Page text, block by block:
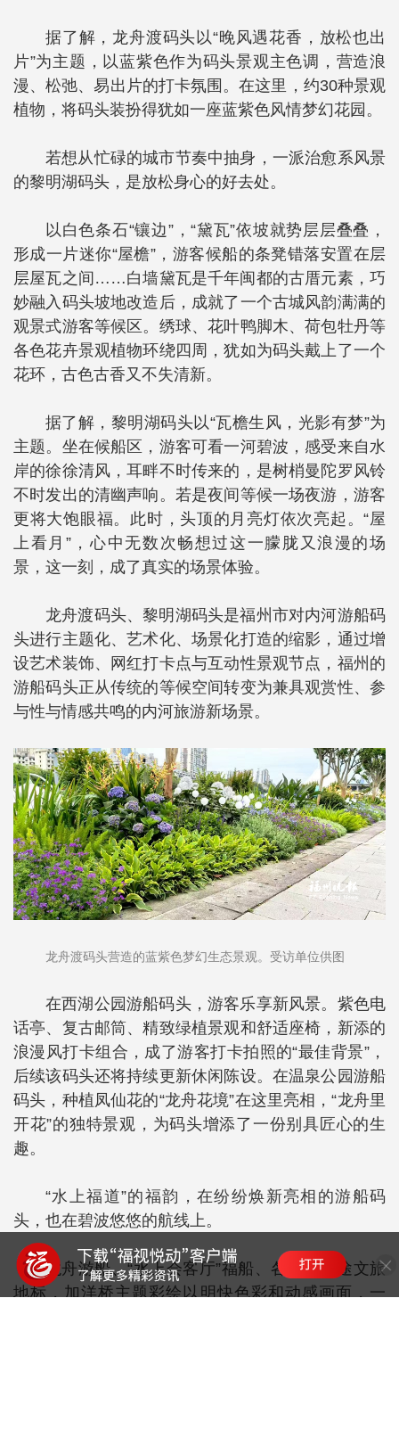
据了解，龙舟渡码头以“晚风遇花香，放松也出
片”为主题，以蓝紫色作为码头景观主色调，营造浪
漫、松弛、易出片的打卡氛围。在这里，约30种景观
植物，将码头装扮得犹如一座蓝紫色风情梦幻花园。
若想从忙碌的城市节奏中抽身，一派治愈系风景
的黎明湖码头，是放松身心的好去处。
以白色条石“镶边”，“黛瓦”依坡就势层层叠叠，
形成一片迷你“屋檐”，游客候船的条凳错落安置在层
层屋瓦之间……白墙黛瓦是千年闽都的古厝元素，巧
妙融入码头坡地改造后，成就了一个古城风韵满满的
观景式游客等候区。绣球、花叶鸭脚木、荷包牡丹等
各色花卉景观植物环绕四周，犹如为码头戴上了一个
花环，古色古香又不失清新。
据了解，黎明湖码头以“瓦檐生风，光影有梦”为
主题。坐在候船区，游客可看一河碧波，感受来自水
岸的徐徐清风，耳畔不时传来的，是树梢曼陀罗风铃
不时发出的清幽声响。若是夜间等候一场夜游，游客
更将大饱眼福。此时，头顶的月亮灯依次亮起。“屋
上看月”，心中无数次畅想过这一朦胧又浪漫的场
景，这一刻，成了真实的场景体验。
龙舟渡码头、黎明湖码头是福州市对内河游船码
头进行主题化、艺术化、场景化打造的缩影，通过增
设艺术装饰、网红打卡点与互动性景观节点，福州的
游船码头正从传统的等候空间转变为兼具观赏性、参
与性与情感共鸣的内河旅游新场景。
龙舟渡码头营造的蓝紫色梦幻生态景观。受访单位供图
在西湖公园游船码头，游客乐享新风景。紫色电
话亭、复古邮筒、精致绿植景观和舒适座椅，新添的
浪漫风打卡组合，成了游客打卡拍照的“最佳背景”，
后续该码头还将持续更新休闲陈设。在温泉公园游船
码头，种植凤仙花的“龙舟花境”在这里亮相，“龙舟里
开花”的独特景观，为码头增添了一份别具匠心的生
趣。
“水上福道”的福韵，在纷纷焕新亮相的游船码
头，也在碧波悠悠的航线上。
龙舟游船、“水上会客厅”福船、各航线沿途文旅
地标，加洋桥主题彩绘以明快色彩和动感画面，一